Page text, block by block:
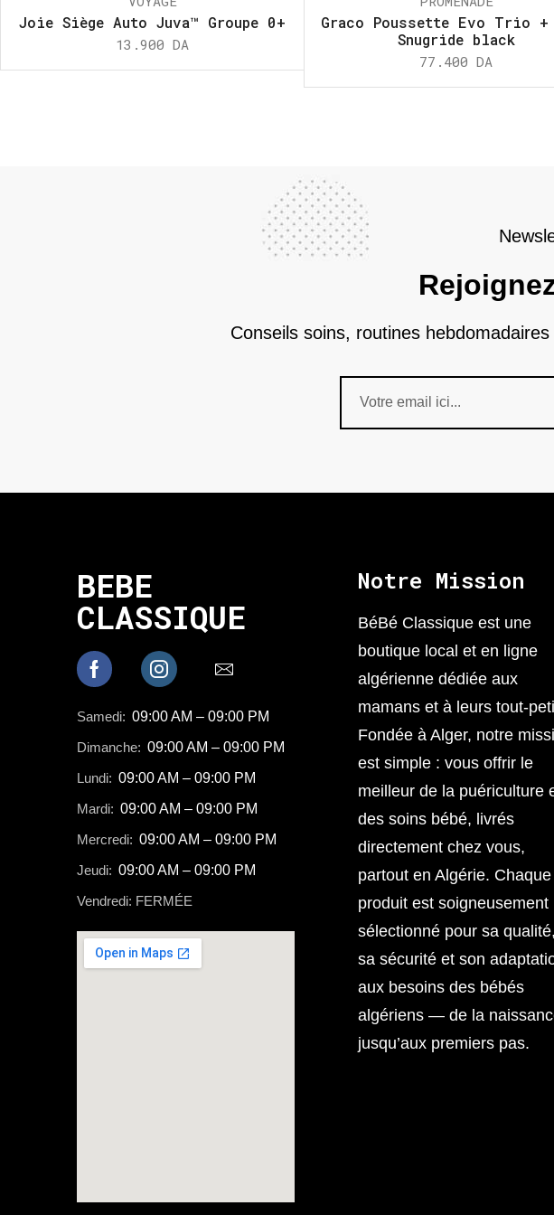
Joie Siège Auto Juva™ Groupe 0+
13.900 DA
Graco Poussette Evo Trio +
Snugride black
77.400 DA
Conseils soins, routines
BEBE
CLASSIQUE
Samedi: 09:00 AM – 09:00 PM
Dimanche: 09:00 AM – 09:00 PM
Lundi: 09:00 AM – 09:00 PM
Mardi: 09:00 AM – 09:00 PM
Mercredi: 09:00 AM – 09:00 PM
Jeudi: 09:00 AM – 09:00 PM
Vendredi: FERMÉE
Notre Mission
BéBé Classique est une
boutique local et en ligne
algérienne dédiée aux
mamans et à leurs tout-
Fondée à Alger, notre
est simple : vous offrir le
meilleur de la puériculture
des soins bébé, livrés
directement chez vous,
partout en Algérie. Chaque
produit est soigneusement
sélectionné pour sa qualité,
sa sécurité et son
aux besoins des bébés
algériens — de la
jusqu’aux premiers pas.